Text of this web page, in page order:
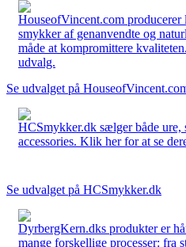
HouseofVincent.com producerer
smykker af genanvendte og
måde at kompromittere
udvalg.
Se udvalget på
HCSmykker.dk sælger både ure,
accessories. Klik her for at se
Se udvalget på HCSmykker.dk
DyrbergKern.dks produkter er
mange forskellige processer: fra